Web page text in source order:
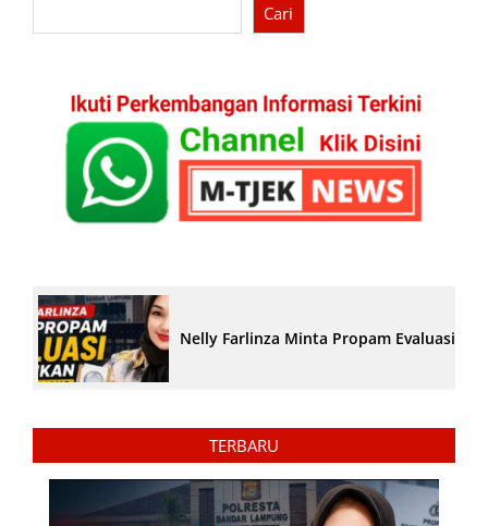
Cari
Nelly Farlinza Minta Propam Evaluasi
TERBARU